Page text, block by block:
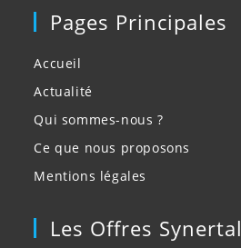
Pages Principales
Accueil
Actualité
Qui sommes-nous ?
Ce que nous proposons
Mentions légales
Les Offres Synertal